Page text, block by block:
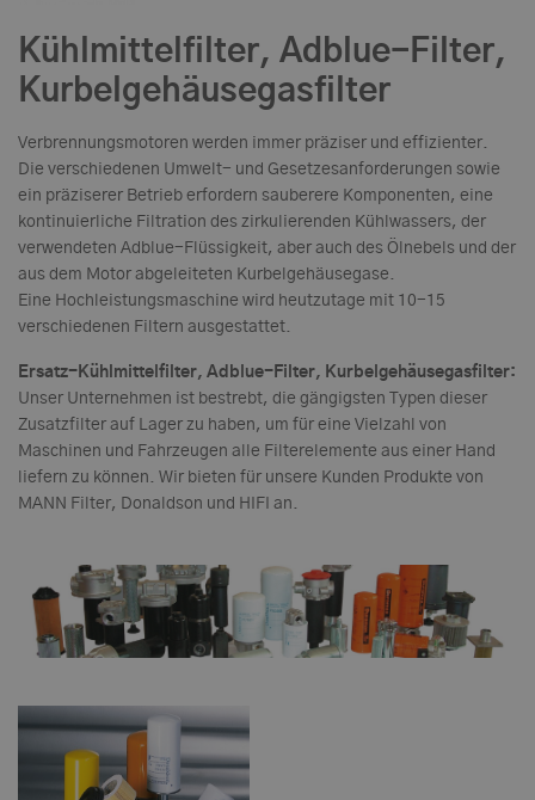
Kühlmittelfilter, Adblue-Filter,
Kurbelgehäusegasfilter
Verbrennungsmotoren werden immer präziser und effizienter.
Die verschiedenen Umwelt- und Gesetzesanforderungen sowie
ein präziserer Betrieb erfordern sauberere Komponenten, eine
kontinuierliche Filtration des zirkulierenden Kühlwassers, der
verwendeten Adblue-Flüssigkeit, aber auch des Ölnebels und der
aus dem Motor abgeleiteten Kurbelgehäusegase.
Eine Hochleistungsmaschine wird heutzutage mit 10-15
verschiedenen Filtern ausgestattet.
Ersatz-Kühlmittelfilter, Adblue-Filter, Kurbelgehäusegasfilter:
Unser Unternehmen ist bestrebt, die gängigsten Typen dieser
Zusatzfilter auf Lager zu haben, um für eine Vielzahl von
Maschinen und Fahrzeugen alle Filterelemente aus einer Hand
liefern zu können. Wir bieten für unsere Kunden Produkte von
MANN Filter, Donaldson und HIFI an.